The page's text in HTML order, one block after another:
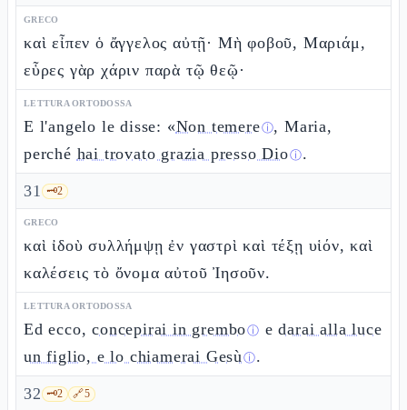
GRECO
καὶ εἶπεν ὁ ἄγγελος αὐτῇ· Μὴ φοβοῦ, Μαριάμ,
εὗρες γὰρ χάριν παρὰ τῷ θεῷ·
LETTURA ORTODOSSA
E l'angelo le disse: «Non temereⓘ, Maria,
perché hai trovato grazia presso Dioⓘ.
31 🗝️2
GRECO
καὶ ἰδοὺ συλλήμψῃ ἐν γαστρὶ καὶ τέξῃ υἱόν, καὶ
καλέσεις τὸ ὄνομα αὐτοῦ Ἰησοῦν.
LETTURA ORTODOSSA
Ed ecco,concepirai in gremboⓘ edarai alla luce
un figlio, e lo chiamerai Gesùⓘ.
32 🗝️2 🔗5